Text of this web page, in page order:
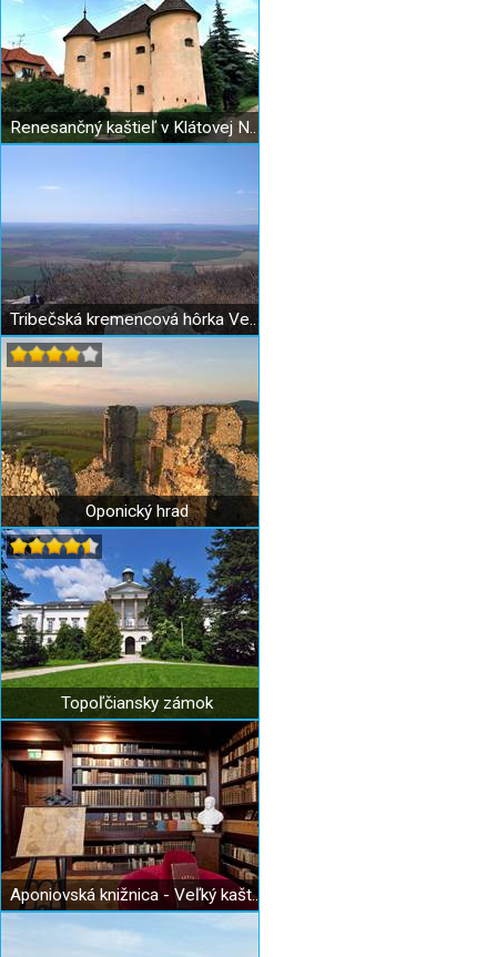
Renesančný kaštieľ v Klátovej Novej Vsi
Tribečská kremencová hôrka Veľká skala
Oponický hrad
Topoľčiansky zámok
Aponiovská knižnica - Veľký kaštieľ v Oponiciach